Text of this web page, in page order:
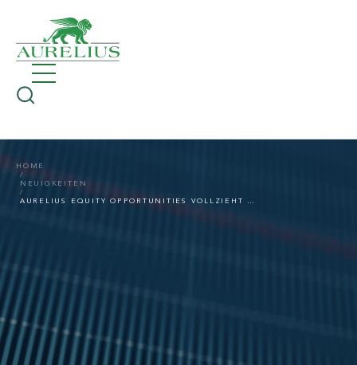
HOME
NEUIGKEITEN
AURELIUS EQUITY OPPORTUNITIES VOLLZIEHT EINZUG VON 1.000.000 AKTIEN